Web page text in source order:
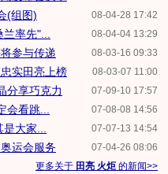
08-04-28 17:42
(组图)
08-04-04 13:29
率先"...
08-03-16 09:33
参与传递
08-03-07 11:00
实田亮上榜
07-09-10 17:57
分享巧克力
07-08-08 14:56
看跳...
07-07-13 14:54
大家...
07-04-26 08:06
运会服务
更多关于 田亮 火炬 的新闻>>